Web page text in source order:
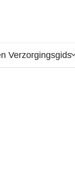
Verzorgingsgids